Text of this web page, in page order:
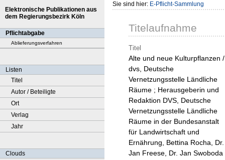
Elektronische Publikationen aus
dem Regierungsbezirk Köln
Pflichtabgabe
Ablieferungsverfahren
Listen
Titel
Autor / Beteiligte
Ort
Verlag
Jahr
Clouds
Sie sind hier: E-Pflicht-Sammlung
Titelaufnahme
Titel
Alte und neue Kulturpflanzen /
dvs, Deutsche
Vernetzungsstelle Ländliche
Räume ; Herausgeberin und
Redaktion DVS, Deutsche
Vernetzungsstelle Ländliche
Räume in der Bundesanstalt
für Landwirtschaft und
Ernährung, Bettina Rocha, Dr.
Jan Freese, Dr. Jan Swoboda